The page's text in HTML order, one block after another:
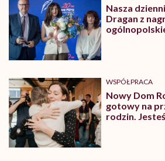
Nasza
Dragan z
WSPÓŁPRACA
Nowy Dom
gotowy na
rodzin.